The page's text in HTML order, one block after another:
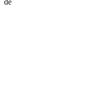
de